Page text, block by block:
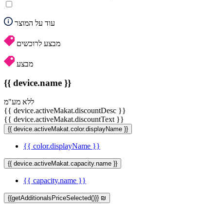
עוד על המוצר
מבצע לרוכשים
מבצע
{{ device.name }}
ללא מע"מ
{{ device.activeMakat.discountDesc }}
{{ device.activeMakat.discountText }}
{{ device.activeMakat.color.displayName }}
{{ color.displayName }}
{{ device.activeMakat.capacity.name }}
{{ capacity.name }}
{{getAdditionalsPriceSelected()}} ₪